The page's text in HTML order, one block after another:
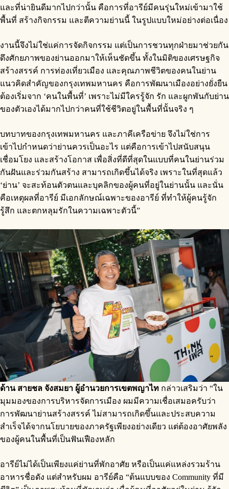
และที่น่ายินดีมากไปกว่านั้น คือการที่อารีย์มีคนรุ่นใหม่เข้ามาใช้
พื้นที่ สร้างกิจกรรม และตีความย่านนี้ ในรูปแบบใหม่อย่างต่อเนื่อง
งานนี้จึงไม่ใช่แค่การจัดกิจกรรม แต่เป็นการชวนทุกฝ่ายมาช่วยกัน
ดึงศักยภาพของย่านออกมาให้เห็นชัดขึ้น ทั้งในมิติของเศรษฐกิจ
สร้างสรรค์ การท่องเที่ยวเมือง และคุณภาพชีวิตของคนในย่าน
แนวคิดสำคัญของกรุงเทพมหานคร คือการพัฒนาเมืองอย่างยั่งยืน
ต้องเริ่มจาก ‘คนในพื้นที่’ เพราะไม่มีใครรู้จัก รัก และผูกพันกับย่าน
ของตัวเองได้มากไปกว่าคนที่ใช้ชีวิตอยู่ในพื้นที่นั้นจริง ๆ
บทบาทของกรุงเทพมหานคร และภาคีเครือข่าย จึงไม่ใช่การ
เข้าไปกำหนดว่าย่านควรเป็นอะไร แต่คือการเข้าไปสนับสนุน
เชื่อมโยง และสร้างโอกาส เพื่อสิ่งที่ดีที่สุดในแบบที่คนในย่านร่วม
กันฝันและร่วมกันสร้าง สามารถเกิดขึ้นได้จริง เพราะในที่สุดแล้ว
‘ย่าน’ จะสะท้อนตัวตนและบุคลิกของผู้คนที่อยู่ในย่านนั้น และนั่น
คือเหตุผลที่อารีย์ มีเอกลักษณ์เฉพาะของอารีย์ ที่ทำให้ผู้คนรู้จัก
รู้สึก และตกหลุมรักในความเฉพาะตัวนี้”
ด้าน สายชล จังสมยา ผู้อำนวยการเขตพญาไท กล่าวเสริมว่า “ใน
มุมมองของการบริหารจัดการเมือง ผมมีความเชื่อเสมอครับว่า
การพัฒนาย่านสร้างสรรค์ ไม่สามารถเกิดขึ้นและประสบความ
สำเร็จได้จากนโยบายของภาครัฐเพียงอย่างเดียว แต่ต้องอาศัยพลัง
ของผู้คนในพื้นที่เป็นฟันเฟืองหลัก
อารีย์ไม่ได้เป็นเพียงแค่ย่านที่พักอาศัย หรือเป็นแค่แหล่งรวมร้าน
อาหารชื่อดัง แต่สำหรับผม อารีย์คือ “ต้นแบบของ Community ที่มี